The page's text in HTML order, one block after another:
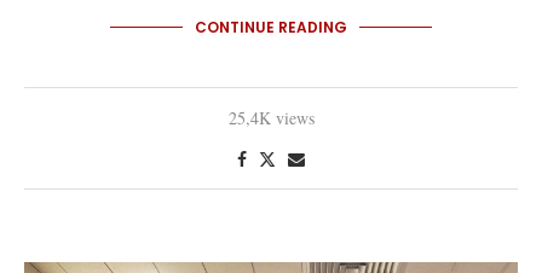
CONTINUE READING
25,4K views